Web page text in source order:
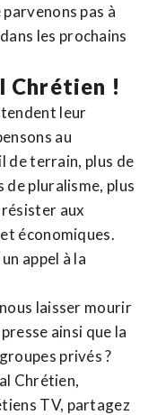
pas à
les prochains
Chrétien !
leur
au
de terrain, plus de
de pluralisme, plus
aux
économiques.
appel à la
laisser mourir
ainsi que la
privés ?
Chrétien,
TV, partagez